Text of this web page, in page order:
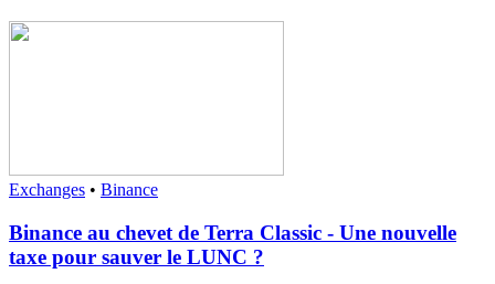
Exchanges • Binance
Binance au chevet de Terra Classic - Une nouvelle
taxe pour sauver le LUNC ?